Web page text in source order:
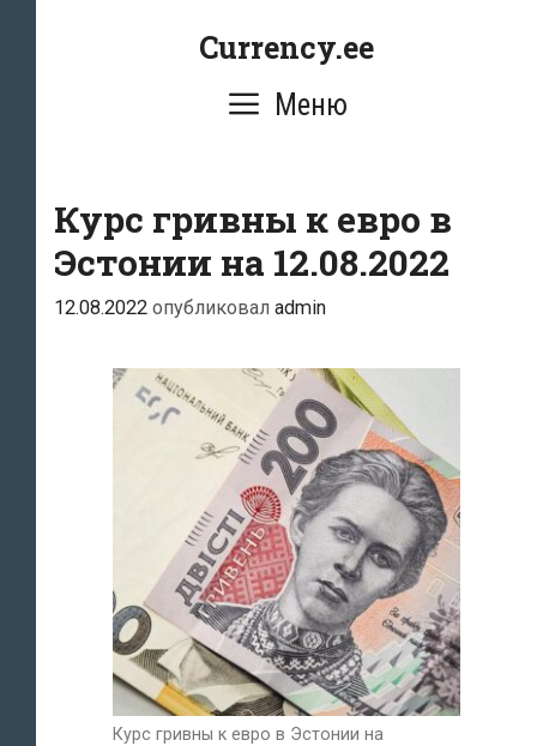
Currency.ee
Меню
Курс гривны к евро в
Эстонии на 12.08.2022
12.08.2022 опубликовал admin
Курс гривны к евро в Эстонии на